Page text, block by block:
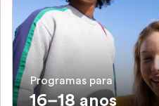
Programas para
16–18 anos